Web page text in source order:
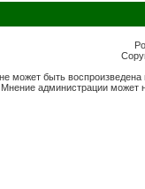
может быть
Мнение администрации может